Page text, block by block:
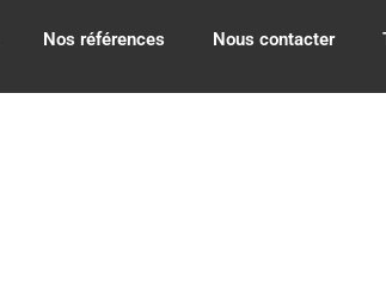
Nos références Nous contacter